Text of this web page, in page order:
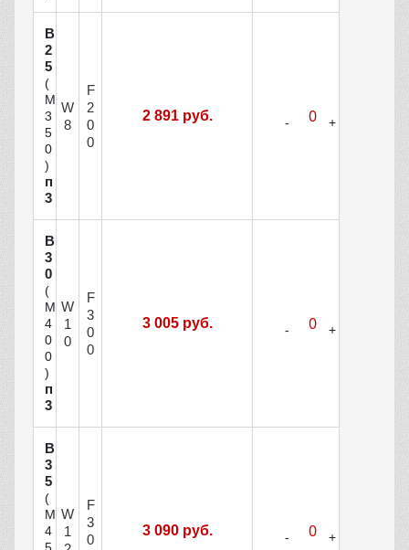
В
2
5
(
М
3
5
0
)
п
3
W
8
F
2
0
0
2 891 руб.
В
3
0
(
М
4
0
0
)
п
3
W
1
0
F
3
0
0
3 005 руб.
В
3
5
(
М
4
W
1
F
3
0
3 090 руб.